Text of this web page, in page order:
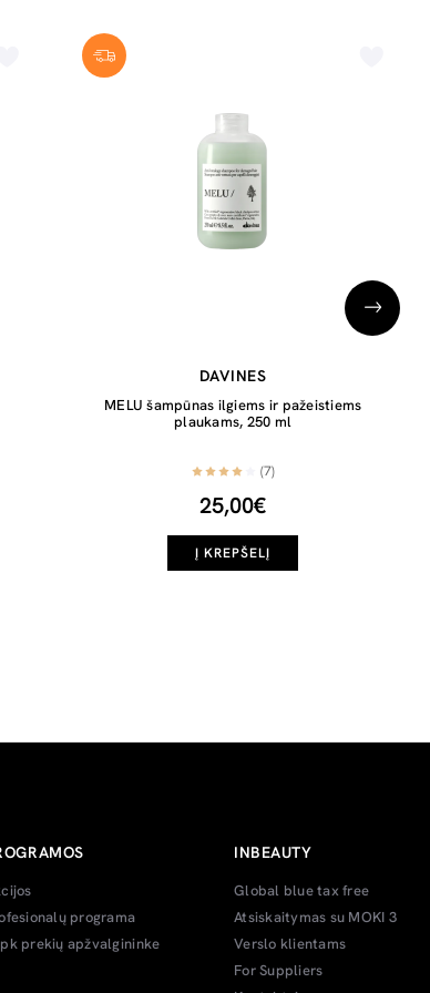
DAVINES
MELU šampūnas ilgiems ir pažeistiems
plaukams, 250 ml
(7)
25,00€
Į KREPŠELĮ
programa
prekių apžvalgininke
INBEAUTY
Global blue tax free
Atsiskaitymas su MOKI 3
Verslo klientams
For Suppliers